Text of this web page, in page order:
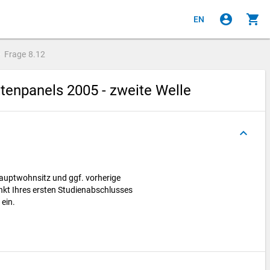
EN account_circle shopping_cart
Frage 8.12
2005 - zweite Welle
keyboard_arrow_up
und ggf. vorherige
Ihres ersten Studienabschlusses